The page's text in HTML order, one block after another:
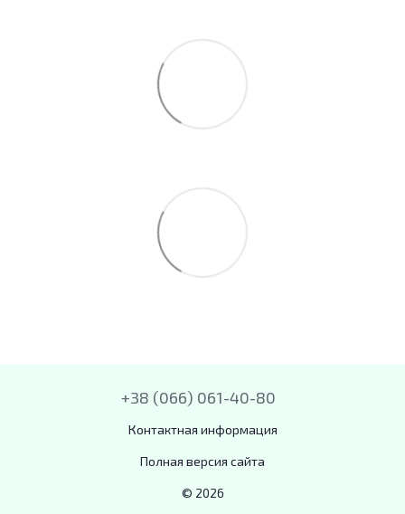
+38 (066) 061-40-80
Контактная информация
Полная версия сайта
© 2026